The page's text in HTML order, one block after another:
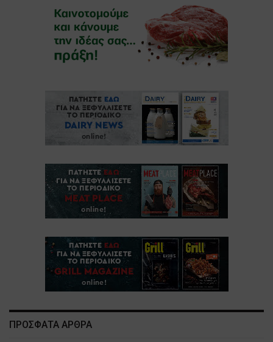
ΠΡΟΣΦΑΤΑ ΑΡΘΡΑ